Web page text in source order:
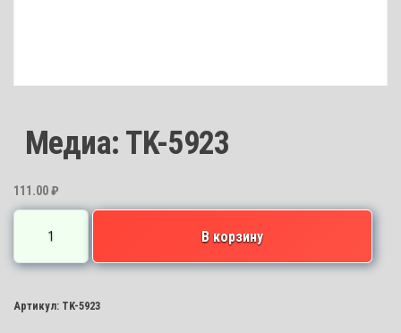
Медиа: TK-5923
111.00₽
товара
Медиа:
5923
В корзину
Артикул: TK-5923